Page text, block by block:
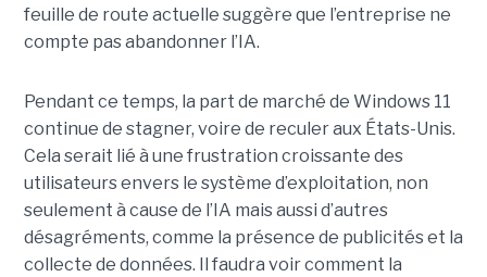
feuille de route actuelle suggère que l’entreprise ne
compte pas abandonner l’IA.
Pendant ce temps, la part de marché de Windows 11
continue de stagner, voire de reculer aux États-Unis.
Cela serait lié à une frustration croissante des
utilisateurs envers le système d’exploitation, non
seulement à cause de l’IA mais aussi d’autres
désagréments, comme la présence de publicités et la
collecte de données. Il faudra voir comment la